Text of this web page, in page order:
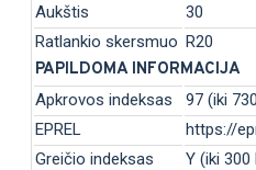
Aukštis
30
Ratlankio skersmuo R20
PAPILDOMA INFORMACIJA
Apkrovos indeksas
97 (iki
EPREL
https://
Greičio indeksas
Y (iki